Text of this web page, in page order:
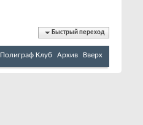
Быстрый переход
Полиграф Клуб Архив Вверх